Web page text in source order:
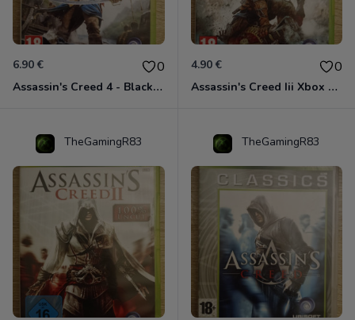
6.90 € 0
Assassin's Creed 4 - Black Flag - Edition Benelux Xbox 360
4.90 € 0
Assassin's Creed Iii Xbox 360
TheGamingR83 TheGamingR83